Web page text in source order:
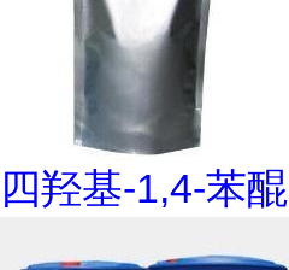
四羟基-1,4-苯醌